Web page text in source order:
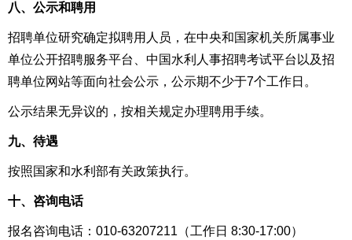
八、公示和聘用
招聘单位研究确定拟聘用人员，在中央和国家机关所属事业
单位公开招聘服务平台、中国水利人事招聘考试平台以及招
聘单位网站等面向社会公示，公示期不少于7个工作日。
公示结果无异议的，按相关规定办理聘用手续。
九、待遇
按照国家和水利部有关政策执行。
十、咨询电话
报名咨询电话：010-63207211（工作日 8:30-17:00）